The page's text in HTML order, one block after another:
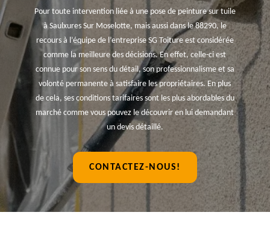
Pour toute intervention liée à une pose de peinture sur tuile
à Saulxures Sur Moselotte, mais aussi dans le 88290, le
recours à l’équipe de l’entreprise SG Toiture est considérée
comme la meilleure des décisions. En effet, celle-ci est
connue pour son sens du détail, son professionnalisme et sa
volonté permanente à satisfaire les propriétaires. En plus
de cela, ses conditions tarifaires sont les plus abordables du
marché comme vous pouvez le découvrir en lui demandant
un devis détaillé.
CONTACTEZ-NOUS!